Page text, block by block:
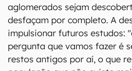
aglomerados sejam
desfaçam por completo. A
impulsionar futuros estudos:
pergunta que vamos fazer é
restos antigos por aí, o que